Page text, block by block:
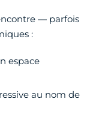
— parfois
:
espace
au nom de